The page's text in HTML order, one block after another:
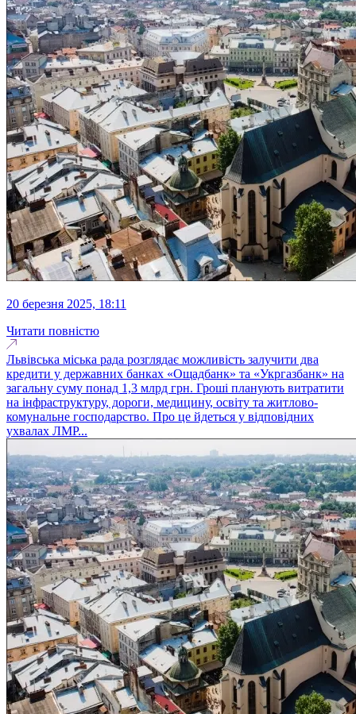
20 березня 2025, 18:11
Читати повністю
Львівська міська рада розглядає можливість залучити два
кредити у державних банках «Ощадбанк» та «Укргазбанк» на
загальну суму понад 1,3 млрд грн. Гроші планують витратити
на інфраструктуру, дороги, медицину, освіту та житлово-
комунальне господарство. Про це йдеться у відповідних
ухвалах ЛМР...